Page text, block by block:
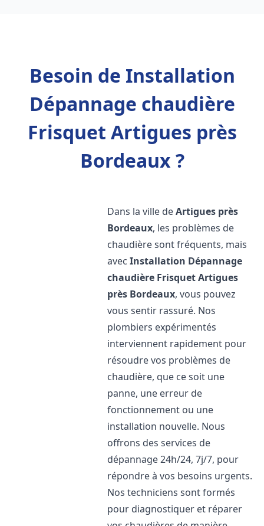
Besoin de Installation
Dépannage chaudière
Frisquet Artigues près
Bordeaux ?
Dans la ville deArtigues près
Bordeaux, les problèmes de
chaudière sont fréquents, mais
avecInstallation Dépannage
chaudière FrisquetArtigues
près Bordeaux, vous pouvez
vous sentir rassuré. Nos
plombiers expérimentés
interviennent rapidement pour
résoudre vos problèmes de
chaudière, que ce soit une
panne, une erreur de
fonctionnement ou une
installation nouvelle. Nous
offrons des services de
dépannage 24h/24, 7j/7, pour
répondre à vos besoins urgents.
Nos techniciens sont formés
pour diagnostiquer et réparer